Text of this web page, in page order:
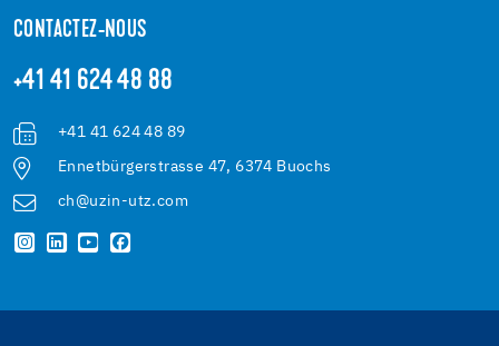
CONTACTEZ-NOUS
+41 41 624 48 88
+41 41 624 48 89
Ennetbürgerstrasse 47, 6374 Buochs
ch@uzin-utz.com